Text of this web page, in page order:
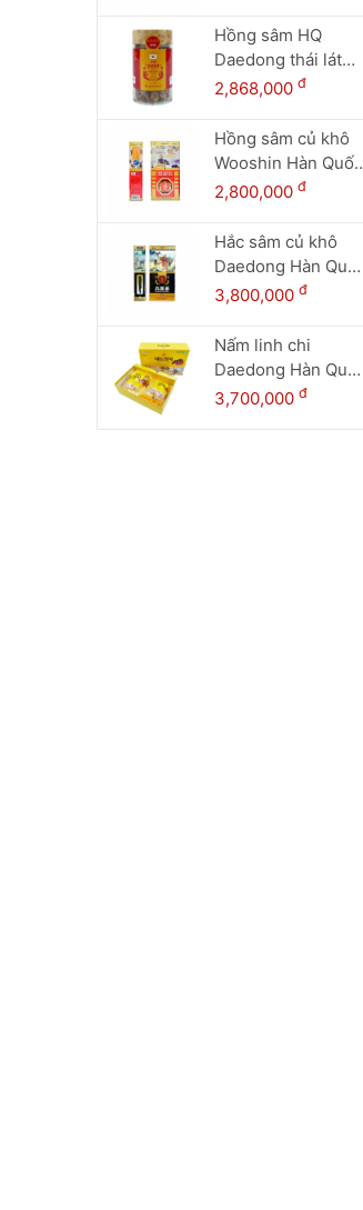
Hồng sâm HQ
Daedong thái lát
(200g dạng lọ)
2,868,000 đ
Hồng sâm củ khô
Wooshin Hàn Quốc
hộp thiếc 300g - 15
2,800,000 đ
Hắc sâm củ khô
Daedong Hàn Quốc
hộp thiếc 150g (6-
3,800,000 đ
Nấm linh chi
Daedong Hàn Quốc
hộp 1 kg
3,700,000 đ